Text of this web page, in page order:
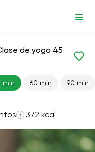
de yoga 45
min 60 min 90 min
372 kcal